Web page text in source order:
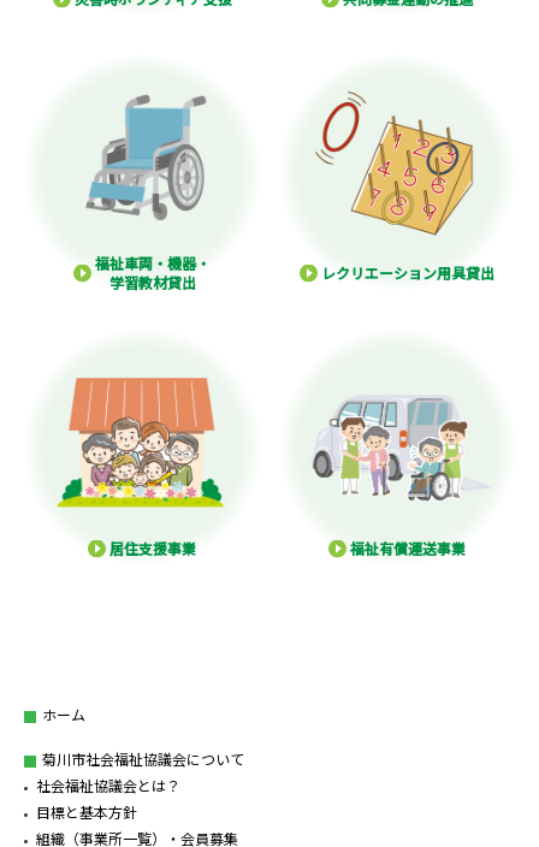
福祉車両・機器・
学習教材貸出
レクリエーション用具貸出
居住支援事業 福祉有償運送事業
ホーム
菊川市社会福祉協議会について
社会福祉協議会とは？
目標と基本方針
組織（事業所一覧）・会員募集